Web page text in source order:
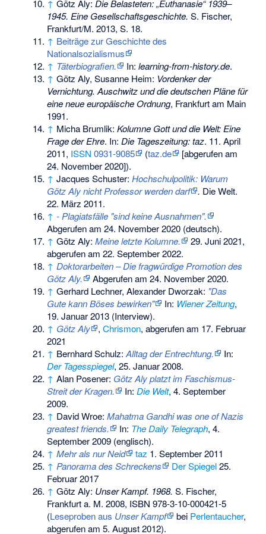
↑ Götz Aly:Die Belasteten: „Euthanasie“ 1939–
1945. Eine Gesellschaftsgeschichte. S. Fischer,
Frankfurt/M. 2013, S. 18.
↑ Beiträge zur Geschichte des
Nationalsozialismus
↑ Täterbiografien. In:learning-from-history.de.
↑ Götz Aly, Susanne Heim: Vordenker der
Vernichtung. Auschwitz und die deutschen Pläne für
eine neue europäische Ordnung, Frankfurt am Main
1991.
↑ Micha Brumlik:Kolumne Gott und die Welt: Eine
Frage der Ehre. In:Die Tageszeitung: taz. 11. April
2011, ISSN 0931-9085 (taz.de
[abgerufen am
24. November 2020]).
↑ Jacques Schuster:Hochschulpolitik: Warum
Götz Aly nicht Professor werden darf
. Die Welt.
22. März 2011.
↑ - Plagiatsfälle "sind keine Ausnahmen".
Abgerufen am 24. November 2020 (deutsch).
↑ Götz Aly:Meine letzte Kolumne.
29. Juni 2021,
abgerufen am 22. September 2022.
↑ Doktorarbeiten – Die fragwürdige Promotion des
Götz Aly.
Abgerufen am 24. November 2020.
↑ Gerhard Lechner, Alexander Dworzak: "Das
Gute kann Böses bewirken"
In: Wiener Zeitung,
19. Januar 2013 (Interview).
↑ Götz Aly ,Chrismon, abgerufen am 17. Februar
2021
↑ Bernhard Schulz:Alltag der Entrechtung.
In:
Der Tagesspiegel, 25. Januar 2008.
↑ Alan Posener: Götz Aly platzt im Faschismus-
Streit der Kragen.
In:Die Welt, 4. September
2009.
↑ David Wroe:Mahatma Gandhi was one of Nazis
greatest friends.
In: The Daily Telegraph, 4.
September 2009 (englisch).
↑ Mehr als nur Neid taz 1. September 2011
↑ Panorama des Schreckens Der Spiegel25.
Februar 2017
↑ Götz Aly: Unser Kampf. 1968. S. Fischer,
Frankfurt a. M. 2008, ISBN 978-3-10-000421-5
(Leseproben aus Unser Kampf bei Perlentaucher,
abgerufen am 5. August 2012).